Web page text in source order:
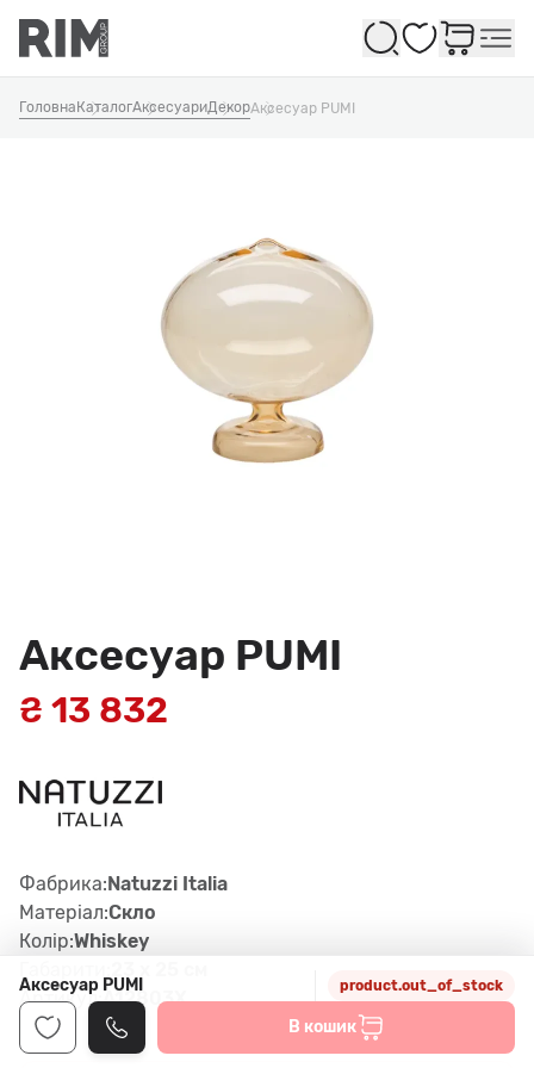
Обране
Головна КаталогАксесуариДекорАксесуар PUMI
Аксесуар PUMI
₴ 13 832
Фабрика:Natuzzi Italia
Матеріал:Скло
Колір:Whiskey
Артикул:A12803X
Аксесуар PUMI product.out_of_stock
В кошик